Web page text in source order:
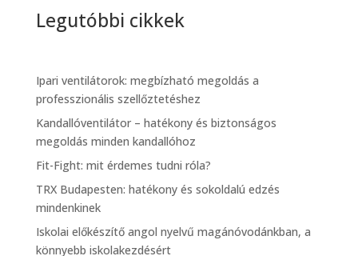
Legutóbbi cikkek
Ipari ventilátorok: megbízható megoldás a
professzionális szellőztetéshez
Kandallóventilátor – hatékony és biztonságos
megoldás minden kandallóhoz
Fit-Fight: mit érdemes tudni róla?
TRX Budapesten: hatékony és sokoldalú edzés
mindenkinek
Iskolai előkészítő angol nyelvű magánóvodánkban, a
könnyebb iskolakezdésért